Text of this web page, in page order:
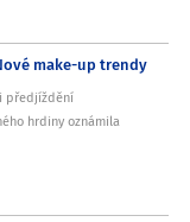
make-up trendy
předjíždění
hrdiny oznámila